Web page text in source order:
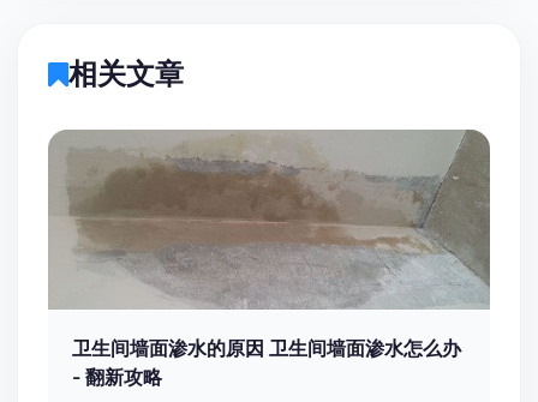
相关文章
卫生间墙面渗水的原因 卫生间墙面渗水怎么办
- 翻新攻略